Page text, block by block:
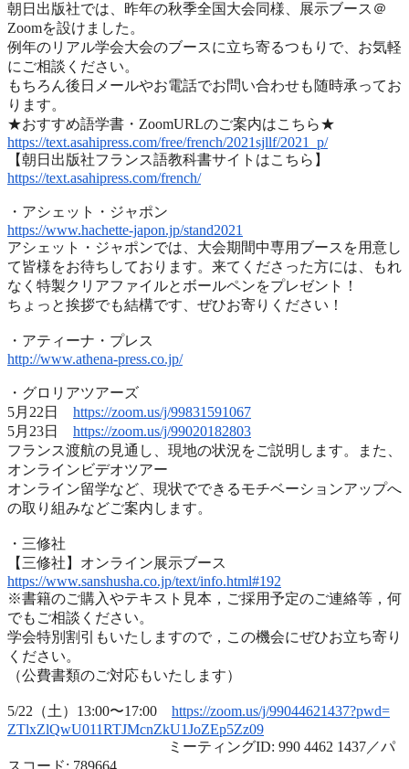
朝日出版社では、昨年の秋季全国大会同様、展示ブース＠
Zoomを設けました。
例年のリアル学会大会のブースに立ち寄るつもりで、 お気軽
にご相談ください。
もちろん後日メールやお電話でお問い合わせも随時承ってお
ります。
★おすすめ語学書・ZoomURLのご案内はこちら★
https://text.asahipress.com/free/french/2021sjllf/2021_p/
【朝日出版社フランス語教科書サイトはこちら】
https://text.asahipress.com/french/
・アシェット・ジャポン
https://www.hachette-japon.jp/stand2021
アシェット・ジャポンでは、 大会期間中専用ブースを用意し
て皆様をお待ちしております。 来てくださった方には、
もれ
なく特製クリアファイルとボールペンをプレゼント！
ちょっと挨拶でも結構です、ぜひお寄りください！
・アティーナ・プレス
http://www.athena-press.co.jp/
・グロリアツアーズ
5月22日 https://zoom.us/j/99831591067
5月23日 https://zoom.us/j/99020182803
フランス渡航の見通し、現地の状況をご説明します。また、
オンラインビデオツアー
オンライン留学など、 現状でできるモチベーションアップへ
の取り組みなどご案内します。
・三修社
【三修社】オンライン展示ブース
https://www.sanshusha.co.jp/text/info.html#192
※書籍のご購入やテキスト見本，ご採用予定のご連絡等， 何
でもご相談ください。
学会特別割引もいたしますので， この機会にぜひお立ち寄り
ください。
（公費書類のご対応もいたします）
5/22（土）13:00〜17:00 https://zoom.us/j/99044621437?pwd=
ZTlxZlQwU011RTJMcnZkU1JoZEp5Zz09
ミーティングID: 990 4462 1437／パ